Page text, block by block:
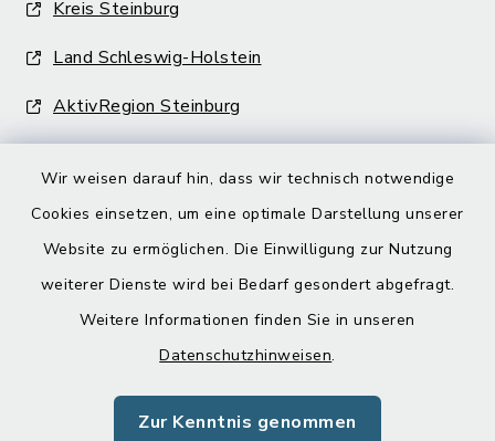
Wir weisen darauf hin, dass wir technisch notwendige
Cookies einsetzen, um eine optimale Darstellung unserer
Website zu ermöglichen. Die Einwilligung zur Nutzung
weiterer Dienste wird bei Bedarf gesondert abgefragt.
Weitere Informationen finden Sie in unseren
Datenschutzhinweisen.
Zur Kenntnis genommen
Kreis Steinburg
Land Schleswig-Holstein
AktivRegion Steinburg
Barrierefreiheit